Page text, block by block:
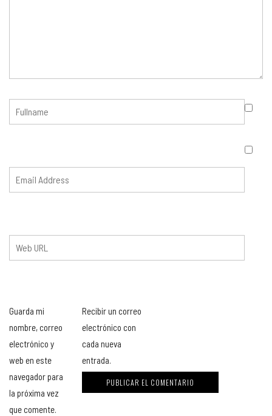
Guarda mi
nombre, correo
electrónico y
web en este
navegador para
la próxima vez
que comente.
Recibir un correo
electrónico con
cada nueva
entrada.